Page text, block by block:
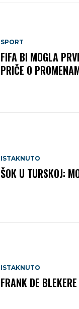
SPORT
FIFA BI MOGLA
PRIČE O
ISTAKNUTO
ŠOK U TURSKOJ:
ISTAKNUTO
FRANK DE